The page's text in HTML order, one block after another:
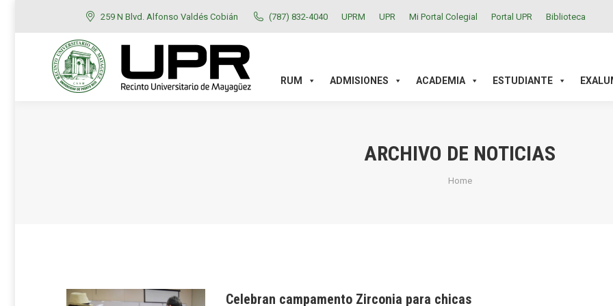
259 N Blvd. Alfonso Valdés Cobián (787) 832-4040 UPRM UPR Mi Portal Colegial Portal UPR Biblioteca
RUM ADMISIONES ACADEMIA ESTUDIANTE
ARCHIVO DE NOTICIAS
You are here:
Home
Celebran campamento Zirconia para chicas
RUM ADMISIONES